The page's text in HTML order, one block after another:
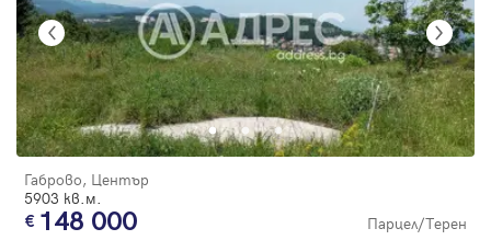
Габрово, Център
5903 кв.м.
148 000 Парцел/Терен